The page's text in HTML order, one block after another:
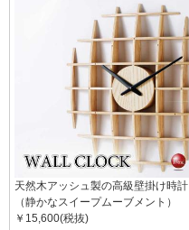
天然木アッシュ製の高級壁掛け時計
（静かなスイープムーブメント）
￥15,600(税抜)